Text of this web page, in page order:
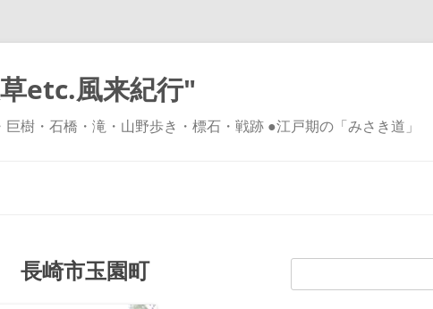
etc.風来紀行"
樹・石橋・滝・山野歩き・標石・戦跡 ●江戸期の「みさき道」
ッ
プ
崎市玉園町
索: